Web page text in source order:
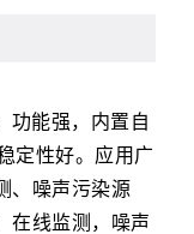
功能强，内置自
定性好。应用广
、噪声污染源
在线监测，噪声